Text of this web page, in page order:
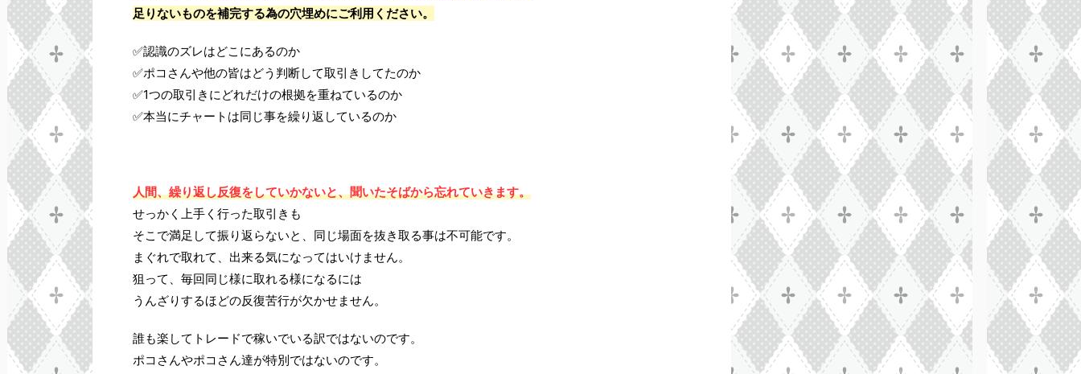
足りないものを補完する為の穴埋めにご利用ください。
✅認識のズレはどこにあるのか
✅ポコさんや他の皆はどう判断して取引きしてたのか
✅1つの取引きにどれだけの根拠を重ねているのか
✅本当にチャートは同じ事を繰り返しているのか
人間、繰り返し反復をしていかないと、聞いたそばから忘れていきます。
せっかく上手く行った取引きも
そこで満足して振り返らないと、同じ場面を抜き取る事は不可能です。
まぐれで取れて、出来る気になってはいけません。
狙って、毎回同じ様に取れる様になるには
うんざりするほどの反復苦行が欠かせません。
誰も楽してトレードで稼いでいる訳ではないのです。
ポコさんやポコさん達が特別ではないのです。